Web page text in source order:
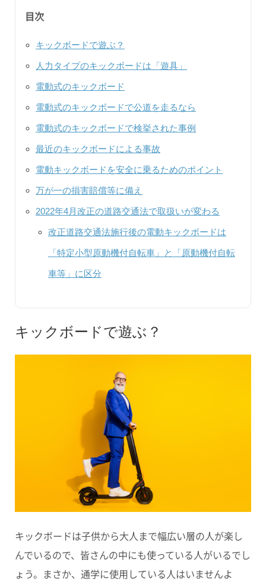
目次
キックボードで遊ぶ？
人力タイプのキックボードは「遊具」
電動式のキックボード
電動式のキックボードで公道を走るなら
電動式のキックボードで検挙された事例
最近のキックボードによる事故
電動キックボードを安全に乗るためのポイント
万が一の損害賠償等に備え
2022年4月改正の道路交通法で取扱いが変わる
改正道路交通法施行後の電動キックボードは
「特定小型原動機付自転車」と「原動機付自転
車等」に区分
キックボードで遊ぶ？
キックボードは子供から大人まで幅広い層の人が楽し
んでいるので、皆さんの中にも使っている人がいるでし
ょう。まさか、通学に使用している人はいませんよ